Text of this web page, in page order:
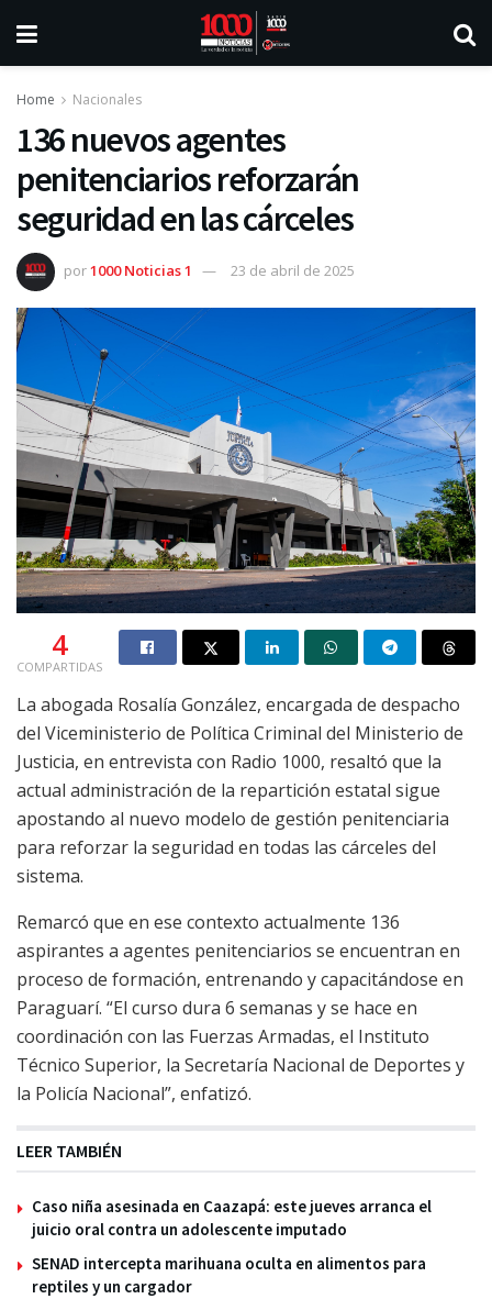
Home Nacionales
136 nuevos agentes
penitenciarios reforzarán
seguridad en las cárceles
por1000 Noticias 1 23 de abril de 2025
4
COMPARTIDAS
La abogada Rosalía González, encargada de despacho
del Viceministerio de Política Criminal del Ministerio de
Justicia, en entrevista con Radio 1000, resaltó que la
actual administración de la repartición estatal sigue
apostando al nuevo modelo de gestión penitenciaria
para reforzar la seguridad en todas las cárceles del
sistema.
Remarcó que en ese contexto actualmente 136
aspirantes a agentes penitenciarios se encuentran en
proceso de formación, entrenando y capacitándose en
Paraguarí. “El curso dura 6 semanas y se hace en
coordinación con las Fuerzas Armadas, el Instituto
Técnico Superior, la Secretaría Nacional de Deportes y
la Policía Nacional”, enfatizó.
LEER TAMBIÉN
Caso niña asesinada en Caazapá: este jueves arranca el
juicio oral contra un adolescente imputado
SENAD intercepta marihuana oculta en alimentos para
reptiles y un cargador